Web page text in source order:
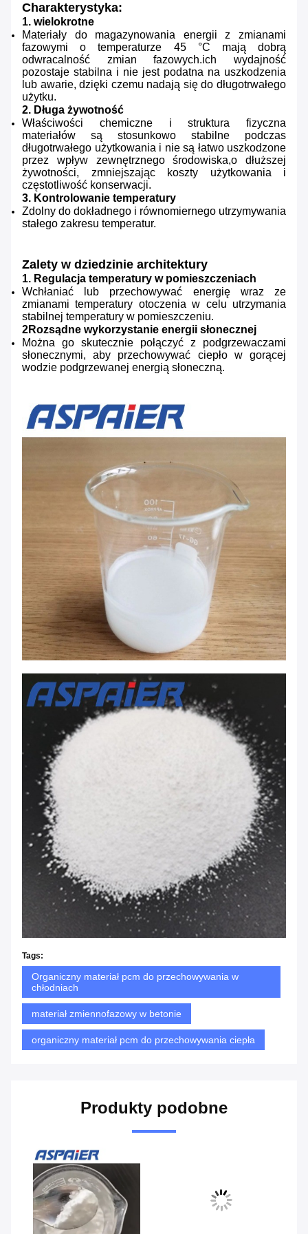
Charakterystyka:
1. wielokrotne
Materiały do magazynowania energii z zmianami
fazowymi o temperaturze 45 °C mają dobrą
odwracalność zmian fazowych.ich wydajność
pozostaje stabilna i nie jest podatna na uszkodzenia
lub awarie, dzięki czemu nadają się do długotrwałego
użytku.
2. Długa żywotność
Właściwości chemiczne i struktura fizyczna
materiałów są stosunkowo stabilne podczas
długotrwałego użytkowania i nie są łatwo uszkodzone
przez wpływ zewnętrznego środowiska,o dłuższej
żywotności, zmniejszając koszty użytkowania i
częstotliwość konserwacji.
3. Kontrolowanie temperatury
Zdolny do dokładnego i równomiernego utrzymywania
stałego zakresu temperatur.
Zalety w dziedzinie architektury
1. Regulacja temperatury w pomieszczeniach
Wchłaniać lub przechowywać energię wraz ze
zmianami temperatury otoczenia w celu utrzymania
stabilnej temperatury w pomieszczeniu.
2Rozsądne wykorzystanie energii słonecznej
Można go skutecznie połączyć z podgrzewaczami
słonecznymi, aby przechowywać ciepło w gorącej
wodzie podgrzewanej energią słoneczną.
Tags:
Organiczny materiał pcm do przechowywania w
chłodniach
materiał zmiennofazowy w betonie
organiczny materiał pcm do przechowywania ciepła
Produkty podobne